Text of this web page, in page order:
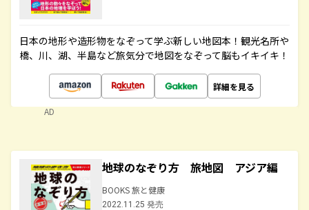
日本の地形や造形物をなぞって学ぶ新しい地図本！観光名所や
橋、川、湖、半島など旅気分で地図をなぞって脳もイキイキ！
詳細を見る
AD
地球のなぞり方 旅地図 アジア編
BOOKS 旅と健康
2022.11.25 発売